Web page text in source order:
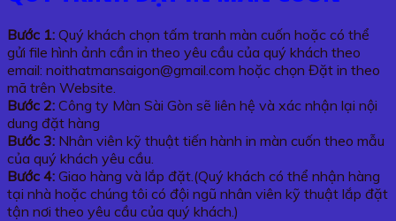
Bước 1: Quý khách chọn tấm tranh màn cuốn hoặc có thể
gửi file hình ảnh cần in theo yêu cầu của quý khách theo
email: noithatmansaigon@gmail.com hoặc chọn Đặt in theo
mã trên Website.
Bước 2: Công ty Màn Sài Gòn sẽ liên hệ và xác nhận lại nội
dung đặt hàng
Bước 3: Nhân viên kỹ thuật tiến hành in màn cuốn theo mẫu
của quý khách yêu cầu.
Bước 4: Giao hàng và lắp đặt.(Quý khách có thể nhận hàng
tại nhà hoặc chúng tôi có đội ngũ nhân viên kỹ thuật lắp đặt
tận nơi theo yêu cầu của quý khách.)